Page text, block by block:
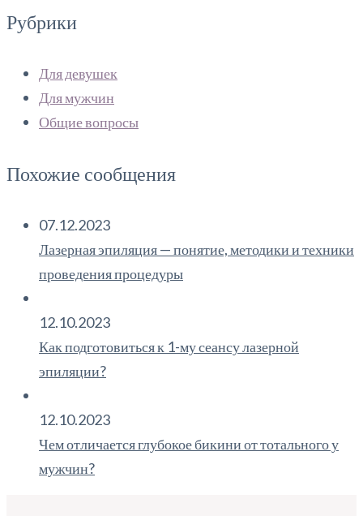
Рубрики
Для девушек
Для мужчин
Общие вопросы
Похожие сообщения
07.12.2023
Лазерная эпиляция — понятие, методики и техники
проведения процедуры
12.10.2023
Как подготовиться к 1-му сеансу лазерной
эпиляции?
12.10.2023
Чем отличается глубокое бикини от тотального у
мужчин?